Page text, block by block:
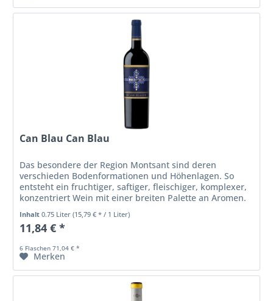
Can Blau Can Blau
Das besondere der Region Montsant sind deren
verschieden Bodenformationen und Höhenlagen. So
entsteht ein fruchtiger, saftiger, fleischiger, komplexer,
konzentriert Wein mit einer breiten Palette an Aromen.
Inhalt0.75 Liter(15,79 € * / 1 Liter)
11,84 € *
6 Flaschen 71,04 € *
Merken